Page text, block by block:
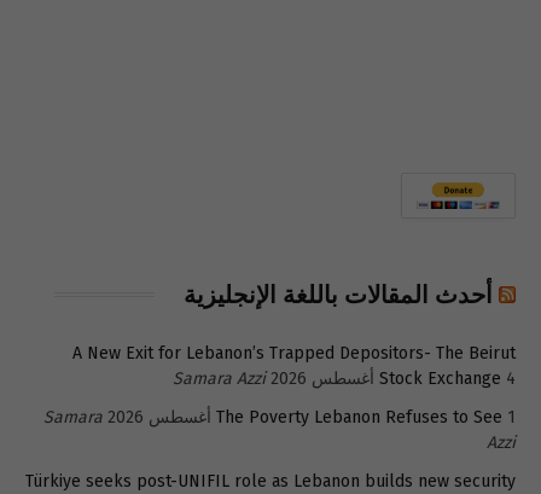
أحدث المقالات باللغة الإنجليزية
A New Exit for Lebanon’s Trapped Depositors- The Beirut
Stock Exchange 4 أغسطس 2026
Samara Azzi
The Poverty Lebanon Refuses to See 1 أغسطس 2026
Samara
Azzi
Türkiye seeks post-UNIFIL role as Lebanon builds new security